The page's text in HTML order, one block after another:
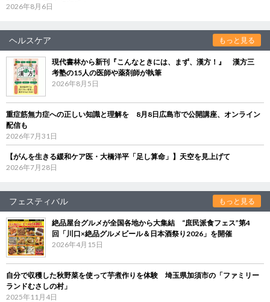
2026年8月6日
ヘルスケア もっと見る
現代書林から新刊『こんなときには、まず、漢方！』 漢方三
考塾の15人の医師や薬剤師が執筆
2026年8月5日
重症筋無力症への正しい知識と理解を 8月8日広島市で公開講座、オンライン
配信も
2026年7月31日
【がんを生きる緩和ケア医・大橋洋平「足し算命」】天空を見上げて
2026年7月28日
フェスティバル もっと見る
絶品屋台グルメが全国各地から大集結 “庶民派食フェス”第4
回「川口×絶品グルメビール＆日本酒祭り2026」を開催
2026年4月15日
自分で収穫した秋野菜を使って芋煮作りを体験 埼玉県加須市の「ファミリー
ランドむさしの村」
2025年11月4日